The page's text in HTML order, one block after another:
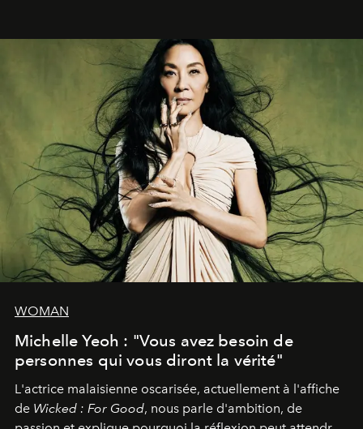
WOMAN
Michelle Yeoh : "Vous avez besoin de
personnes qui vous diront la vérité"
L'actrice malaisienne oscarisée, actuellement à l'affiche
de Wicked : For Good, nous parle d'ambition, de